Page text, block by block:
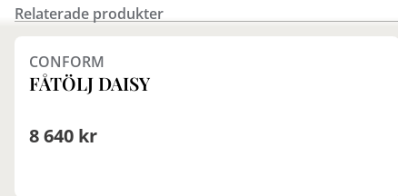
Relaterade produkter Finns i fler val (6)
CONFORM
FÅTÖLJ DAISY
8 640 kr